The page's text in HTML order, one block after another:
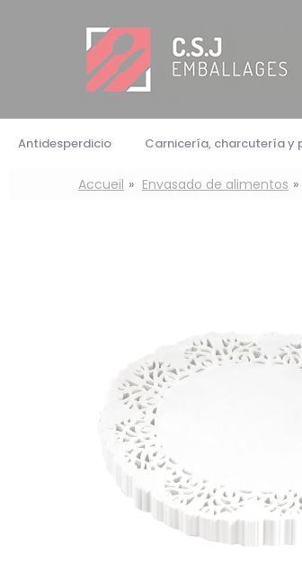
Antidesperdicio Carnicería, charcutería y
Accueil Envasado de alimentos